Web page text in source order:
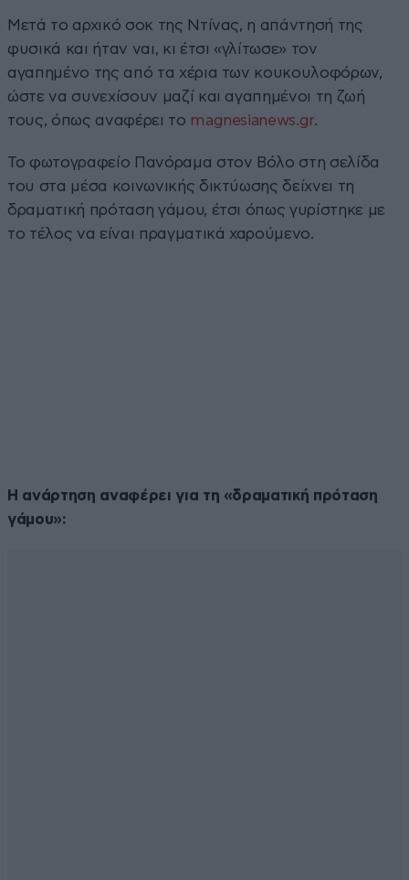
Μετά το αρχικό σοκ της Ντίνας, η απάντησή της
φυσικά και ήταν ναι, κι έτσι «γλίτωσε» τον
αγαπημένο της από τα χέρια των κουκουλοφόρων,
ώστε να συνεχίσουν μαζί και αγαπημένοι τη ζωή
τους, όπως αναφέρει το magnesianews.gr.
Το φωτογραφείο Πανόραμα στον Βόλο στη σελίδα
του στα μέσα κοινωνικής δικτύωσης δείχνει τη
δραματική πρόταση γάμου, έτσι όπως γυρίστηκε με
το τέλος να είναι πραγματικά χαρούμενο.
Η ανάρτηση αναφέρει για τη «δραματική πρόταση
γάμου»: